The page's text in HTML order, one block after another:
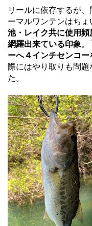
リールに依存するが
ーマルワンテンはちょ
池・レイク共に使用
網羅出来ている印象。
ーへ４インチセンコ
際にはやり取りも問
た。